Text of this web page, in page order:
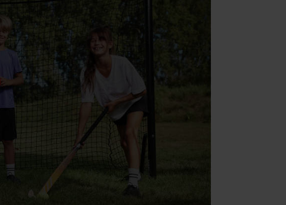
BESCHIKBAAR IN 4
passende SportsGoal om
jouw balsport uit te
oefenen. Je kunt kiezen uit
vier verschillende maten:
maat XS is 120x80cm,
maat S is 180x120 cm, bij
maat M is dat 240x160
GESCHIKT VOOR
DIVERSE SPORTEN
De dichte maaswijdte van
het net van slechts vijf bij
vijf centimeter, maakt het
doel geschikt voor talloze
balsporten. Schakel zonder
moeite tussen voetbal,
hockey of handbal.